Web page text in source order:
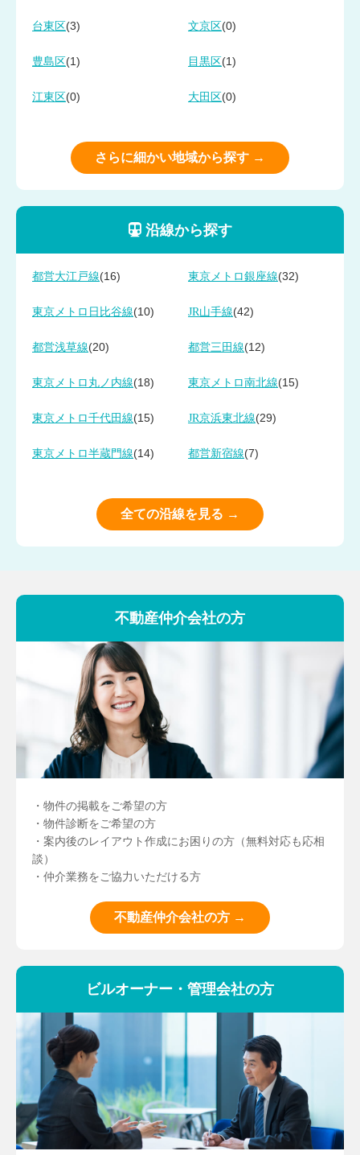
台東区 (3) 文京区 (0)
豊島区 (1) 目黒区 (1)
江東区 (0) 大田区 (0)
さらに細かい地域から探す →
沿線から探す
都営大江戸線(16) 東京メトロ銀座線(32)
東京メトロ日比谷線(10) JR山手線(42)
都営浅草線(20) 都営三田線(12)
東京メトロ丸ノ内線(18) 東京メトロ南北線(15)
東京メトロ千代田線(15) JR京浜東北線(29)
東京メトロ半蔵門線(14) 都営新宿線(7)
全ての沿線を見る →
不動産仲介会社の方
・物件の掲載をご希望の方
・物件診断をご希望の方
・案内後のレイアウト作成にお困りの方（無料対応も応相
談）
・仲介業務をご協力いただける方
不動産仲介会社の方 →
ビルオーナー・管理会社の方